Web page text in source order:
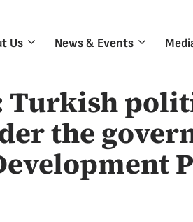
Us News & Events
Turkish
the